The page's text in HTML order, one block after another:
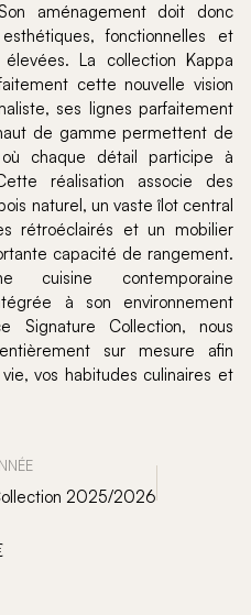
aménagement doit donc
fonctionnelles et
La collection Kappa
cette nouvelle vision
ses lignes parfaitement
de gamme permettent de
chaque détail participe à
réalisation associe des
naturel, un vaste îlot central
rétroéclairés et un mobilier
capacité de rangement.
cuisine contemporaine
à son environnement
Signature Collection, nous
sur mesure afin
vos habitudes culinaires et
2025/2026